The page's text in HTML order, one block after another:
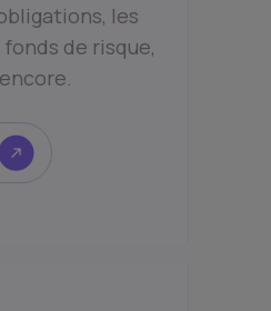
les
de risque,